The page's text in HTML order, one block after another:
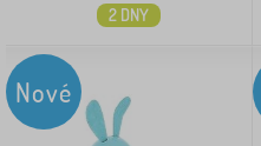
2 DNY
Nové